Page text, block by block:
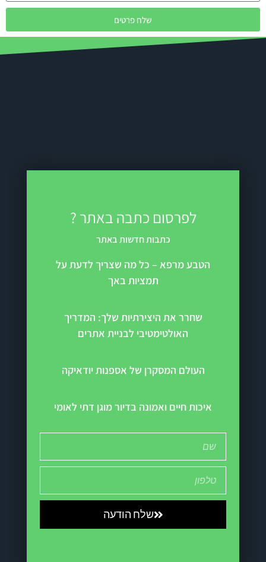
שלח פרטים
לפרסום כתבה באתר ?
כתבות חדשות באתר
הטבע מרפא – כל מה שצריך לדעת על
תמציות באך
שחרר את היצירתיות שלך: המדריך
האולטימטיבי לבניית אתרים
העולם המסקרן של אספנות יודאיקה
איכות חיים ואמונה בדיור מוגן דתי לאומי
שלח הודעה